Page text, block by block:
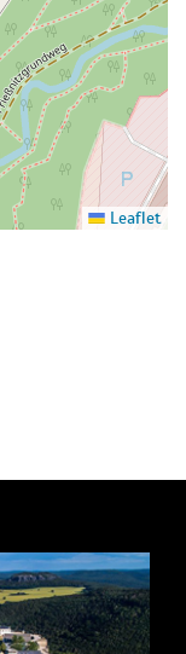
Leaflet